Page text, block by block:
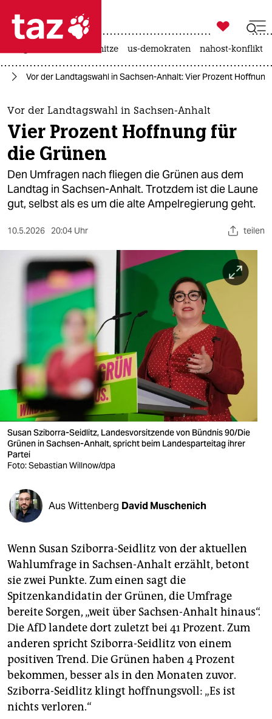
 taz zahl ich
taz zahl ich
themen
politik
öko
gesellschaft
sport
berlin
nord
verlag
verlag
veranstaltungen
shop
fragen & hilfe
abo
genossenschaft
epaper login

taz zahl ich
hitze us-demokraten nahost-konflikt
Vor der Landtagswahl in Sachsen-Anhalt: Vier Prozent
Vor der Landtagswahl in Sachsen-Anhalt
Vier Prozent Hoffnung für
die Grünen
Den Umfragen nach fliegen die Grünen aus dem
Landtag in Sachsen-Anhalt. Trotzdem ist die Laune
gut, selbst als es um die alte Ampelregierung geht.
10.5.2026 20:04 Uhr teilen
Susan Sziborra-Seidlitz, Landesvorsitzende von Bündnis 90/Die
Grünen in Sachsen-Anhalt, spricht beim Landesparteitag ihrer
Partei
Foto: Sebastian Willnow/dpa
Aus Wittenberg David Muschenich
Wenn Susan Sziborra-Seidlitz von der aktuellen
Wahlumfrage in Sachsen-Anhalt erzählt, betont
sie zwei Punkte. Zum einen sagt die
Spitzenkandidatin der Grünen, die Umfrage
bereite Sorgen, „weit über Sachsen-Anhalt hinaus“.
Die AfD landete dort zuletzt bei 41 Prozent. Zum
anderen spricht Sziborra-Seidlitz von einem
positiven Trend. Die Grünen haben 4 Prozent
bekommen, besser als in den Monaten zuvor.
Sziborra-Seidlitz klingt hoffnungsvoll: „Es ist
nichts verloren.“